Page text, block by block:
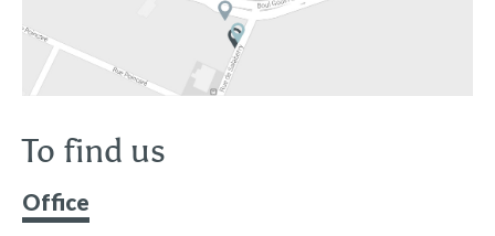
To find us
Office